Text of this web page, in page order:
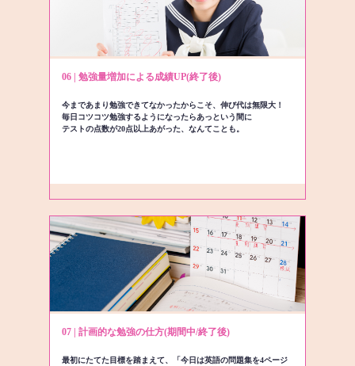
06 | 勉強量増加による成績UP(終了後)
今まであまり勉強できてなかったからこそ、伸び代は無限大！
毎日コツコツ勉強するようになったらあっという間に
テストの点数が20点以上あがった、なんてことも。
07 | 計画的な勉強の仕方(期間中/終了後)
最初にたてた目標を踏まえて、「今日は英語の問題集を4ページ